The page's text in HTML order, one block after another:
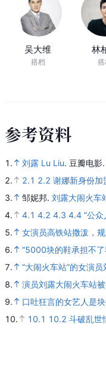
吴大维
搭档
林
参考资料
1. 刘露 Lu Liu. 豆瓣电
2.
2.1 2.2 谢娜新身份加
3.
邹妮邦. 刘露大闹火车
4.
4.1 4.2 4.3 4.4 “公
5.
女演员高铁站撒泼，
6.
“5000块的鞋承担不了
7.
“大闹火车站”的女演
8.
演员刘露大闹火车站
9.
口吐狂言的女艺人是
10.
10.1 10.2 斗破乱世